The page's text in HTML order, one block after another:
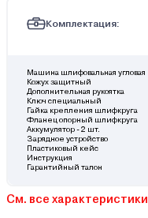
Комплектация:
Машина шлифовальная угловая
Кожух защитный
Дополнительная рукоятка
Ключ специальный
Гайка крепления шлифкруга
Фланец опорный шлифкруга
Аккумулятор - 2 шт.
Зарядное устройство
Пластиковый кейс
Инструкция
Гарантийный талон
См. все характеристики